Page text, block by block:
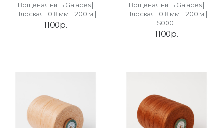
Вощеная нить Galaces |
Плоская | 0.8 мм | 1200 м |
1100р.
Вощеная нить Galaces |
Плоская | 0.8 мм | 1200 м |
S000 |
1100р.